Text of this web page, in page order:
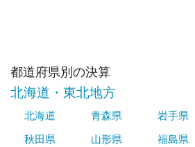
都道府県別の決算
北海道・東北地方
北海道 青森県 岩手県
秋田県
山形県 福島県